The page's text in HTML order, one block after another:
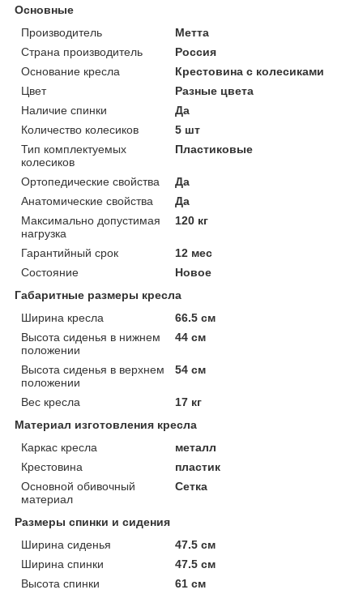
Основные
Производитель
Метта
Страна производитель
Россия
Основание кресла
Крестовина с колесиками
Цвет
Разные цвета
Наличие спинки
Да
Количество колесиков
5 шт
Тип комплектуемых
колесиков
Пластиковые
Ортопедические свойства
Да
Анатомические свойства
Да
Максимально допустимая
нагрузка
120 кг
Гарантийный срок
12 мес
Состояние
Новое
Габаритные размеры кресла
Ширина кресла
66.5 см
Высота сиденья в нижнем
положении
44 см
Высота сиденья в верхнем
положении
54 см
Вес кресла
17 кг
Материал изготовления кресла
Каркас кресла
металл
Крестовина
пластик
Основной обивочный
материал
Сетка
Размеры спинки и сидения
Ширина сиденья
47.5 см
Ширина спинки
47.5 см
Высота спинки
61 см